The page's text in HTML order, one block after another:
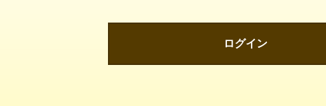
ログイン